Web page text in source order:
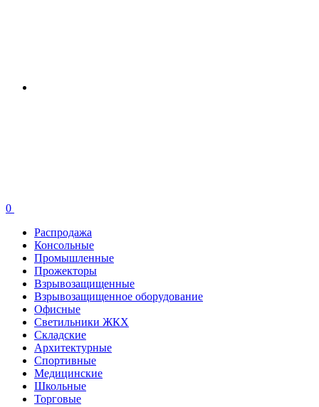
0
Распродажа
Консольные
Промышленные
Прожекторы
Взрывозащищенные
Взрывозащищенное оборудование
Офисные
Cветильники ЖКХ
Складские
Архитектурные
Спортивные
Медицинские
Школьные
Торговые